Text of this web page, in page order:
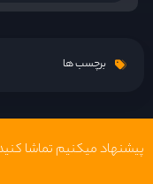
قسمت 10
قسمت 11
برچسب ها
پیشنهاد میکنیم تماشا